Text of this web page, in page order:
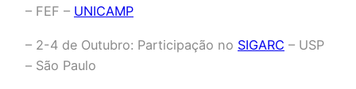
– FEF – UNICAMP
– 2-4 de Outubro: Participação no SIGARC – USP
– São Paulo